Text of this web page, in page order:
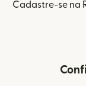
Cadastre-se na